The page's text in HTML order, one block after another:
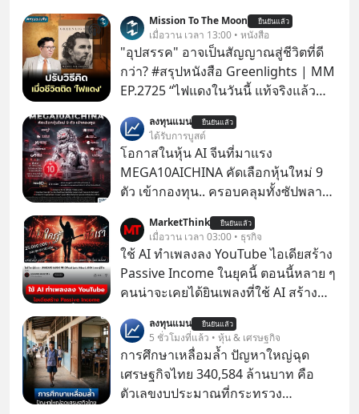
Mission To The Moon ยืนยันแล้ว
เมื่อวาน เวลา 13:00 • หนังสือ
"อุปสรรค" อาจเป็นสัญญาณสู่ชีวิตที่ดี
กว่า? #สรุปหนังสือ Greenlights | MM
EP.2725 “ไฟแดงในวันนี้ แท้จริงแล้ว
เปลี่ยนสี” McConaughey ดาราดาวรุ่ง
ในยุคหนึ่ง เคยปฏิเสธเงินค่าตัวหนังรอม
คอมที่สูงถึง 14.5 ล้านดอลลาร์ (หรือ
ราว 500 ล้านบาท) เพียงเพราะเขาไม่
อยากขังตัวเองไว้ในกล่องเดิมๆ ผลที่
ตามมาคือ โทรศัพท์ของเขากลายเป็น
ความเงียบสนิทนานถึง 14 เดือนเต็ม แต่
ความเงียบและ "ไฟแดง" ในวันนั้นกลับ
กลายเป็นการถอยหลังเพื่อตั้งหลัก จนส่ง
ให้เขาก้าวขึ้นไปยืนถือรางวัลออสการ์
ในบทบาทที่เปลี่ยนชีวิตเขาไปตลอดกาล
ใน MM EP. นี้ เราจะมาร่วมถอดรหัส
และปรับวิธีคิดกันว่า Greenlight (ไฟ
เขียว) จะสร้างมันขึ้นมาล่วงหน้าด้วย
วินัยและความพร้อมได้อย่างไร?
ลงทุนแมน ยืนยันแล้ว
ได้รับการบูสต์
โอกาสในหุ้น AI จีนที่มาแรง
MEGA10AICHINA คัดเลือกหุ้นใหม่ 9
ตัว เข้ากองทุน.. ครอบคลุมทั้งซัปพลาย
โปรโมชัน ลด 50% ค่าธรรมเนียมซื้อ |
ยอด 2 ล้านบาทขึ้นไป ฟรีค่าธรรมเนียม
ซื้อ
MarketThink ยืนยันแล้ว
เมื่อวาน เวลา 03:00 • ธุรกิจ
ใช้ AI ทำเพลงลง YouTube ไอเดียสร้าง
Passive Income ในยุคนี้ ตอนนี้หลาย ๆ
คนน่าจะเคยได้ยินเพลงที่ใช้ AI สร้าง
รู้ตัวเรา” จากช่องชื่อว่า UNHEARD
MUSIC ที่ตอนนี้มียอดรับชมกว่า 26
ล้านครั้งแล้ว
ลงทุนแมน ยืนยันแล้ว
5 ชั่วโมงที่แล้ว • หุ้น & เศรษฐกิจ
การศึกษาเหลื่อมล้ำ ปัญหาใหญ่ฉุด
เศรษฐกิจไทย 340,584 ล้านบาท คือ
ตัวเลขงบประมาณที่กระทรวง